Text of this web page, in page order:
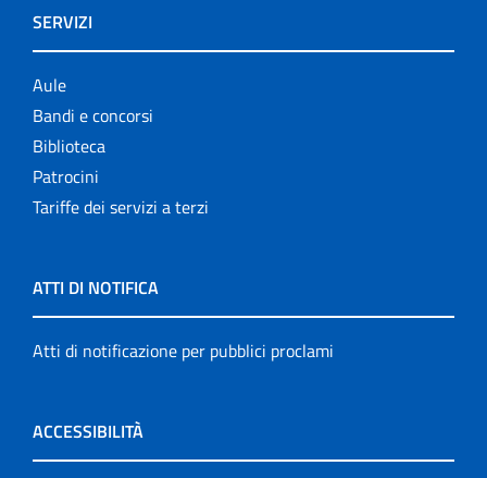
SERVIZI
Aule
Bandi e concorsi
Biblioteca
Patrocini
Tariffe dei servizi a terzi
ATTI DI NOTIFICA
Atti di notificazione per pubblici proclami
ACCESSIBILITÀ